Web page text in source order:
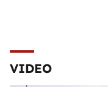
VIDEO